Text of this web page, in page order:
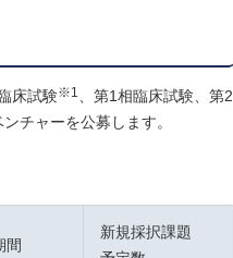
床試験※1、第1相臨床試験、第2
チャーを公募します。
間
新規採択課題